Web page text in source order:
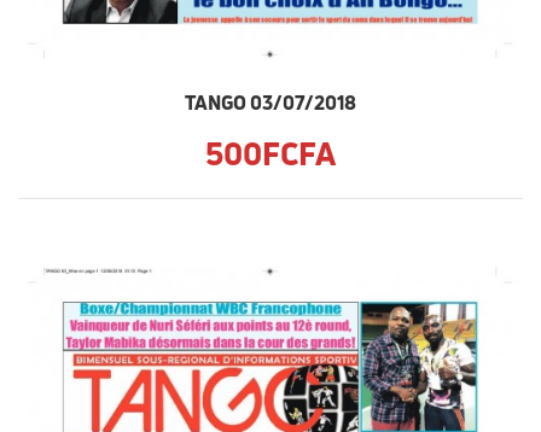
TANGO 03/07/2018
500FCFA